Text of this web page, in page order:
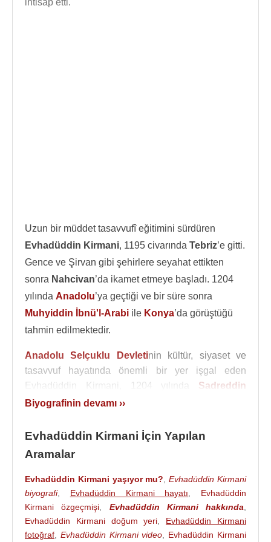
intisap etti.
Uzun bir müddet tasavvufî eğitimini sürdüren
Evhadüddin Kirmani, 1195 civarında Tebriz’e gitti.
Gence ve Şirvan gibi şehirlere seyahat ettikten
sonra Nahcivan’da ikamet etmeye başladı. 1204
yılında Anadolu’ya geçtiği ve bir süre sonra
Muhyiddin İbnü'l-Arabi ile Konya’da görüştüğü
tahmin edilmektedir.
Anadolu Selçuklu Devletinin kültür, siyaset ve
tasavvuf hayatında önemli bir yer işgal eden
Evhadüddin Kirmani, 1204 yılında Sadreddin
Konevi’nin babası Mecdüddin İshak'ın davetiyle
Anadolu'ya gelmiştir. Evhadüddin Kirmani
Şeyhu'ş-şuyûhi'r-Rum (Anadolu Şeyhlerin Şeyhi)
unvanıyla gönderilmiştir. Bu unvanla biz onun
Anadolu'daki Ahi teşkilatını kadrolaştıran ve
yöneten kişi olduğunu anlıyoruz. Ahilik teşkilatı
içerisinde,
Ahi Evranolarak tanınan Şeyh Nasırü'd-
din Mahmud'un kayınpederi ve Bacıyan-ı Rum
Biyografinin devamı ››
Evhadüddin Kirmani İçin Yapılan
Aramalar
Evhadüddin Kirmani yaşıyor mu? ,Evhadüddin Kirmani
biyografi, Evhadüddin Kirmani hayatı
Evhadüddin
Kirmani özgeçmişi
Evhadüddin Kirmani hakkında
Evhadüddin Kirmani doğum yeri
Evhadüddin Kirmani
fotoğraf
Evhadüddin Kirmani video
Evhadüddin Kirmani